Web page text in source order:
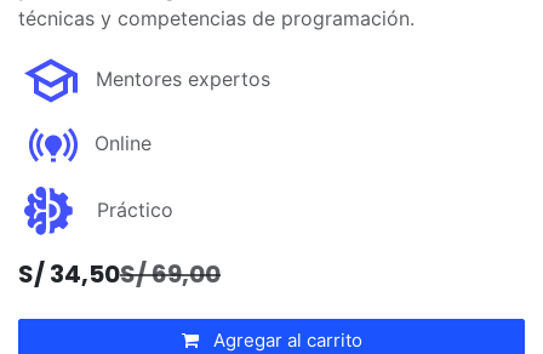
técnicas y competencias de programación.
Mentores expertos
Online
Práctico
S/34,50S/69,00
Agregar al carrito